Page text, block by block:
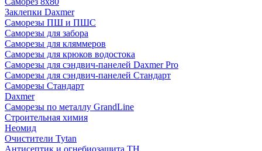
Заклепки Daxmer
Саморезы ПШ и ПШС
Саморезы для забора
Саморезы для кляммеров
Саморезы для крюков водостока
Саморезы для сэндвич-панелей Daxmer Pro
Саморезы для сэндвич-панелей Стандарт
Саморезы Стандарт
Daxmer
Саморезы по металлу GrandLine
Строительная химия
Неомид
Очистители Tytan
Антисептик и огнебиозащита ТН